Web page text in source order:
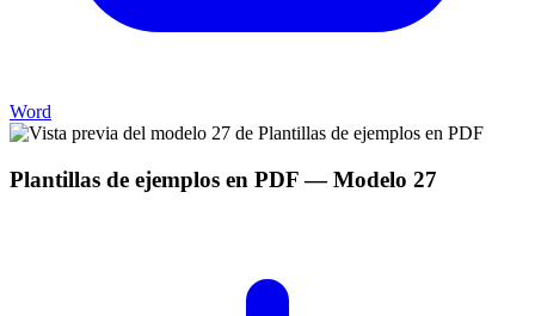
Word
Plantillas de ejemplos en PDF— Modelo 27